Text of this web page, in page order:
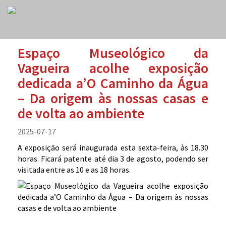
Espaço Museológico da
Vagueira acolhe exposição
dedicada a’O Caminho da Água
– Da origem às nossas casas e
de volta ao ambiente
2025-07-17
A exposição será inaugurada esta sexta-feira, às 18.30
horas. Ficará patente até dia 3 de agosto, podendo ser
visitada entre as 10 e as 18 horas.